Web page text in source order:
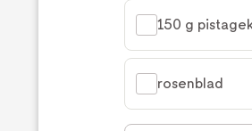
150 g
rosenblad